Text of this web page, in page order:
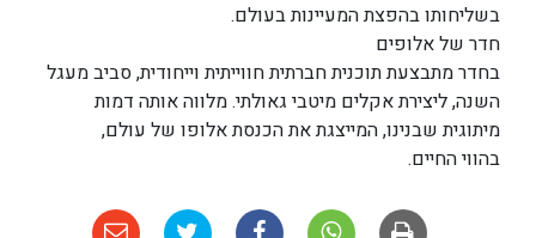
בשליחותו בהפצת המעיינות בעולם.
חדר של אלופים
בחדר מתבצעת תוכנית חברתית חווייתית וייחודית, סביב מעגל
השנה, ליצירת אקלים מיטבי גאולתי. מלווה אותה דמות
מיתוגית שבנינו, המייצגת את הכנסת אלופו של עולם,
בהווי החיים.